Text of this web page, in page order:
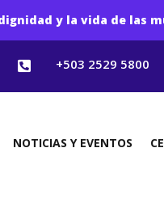
y la vida de las
 +503 2529 5800
NOTICIAS Y EVENTOS